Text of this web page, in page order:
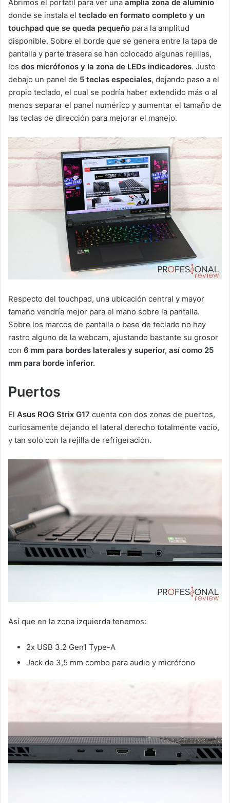
Abrimos el portátil para ver una amplia zona de aluminio
donde se instala el teclado en formato completo y un
touchpad que se queda pequeño para la amplitud
disponible. Sobre el borde que se genera entre la tapa de
pantalla y parte trasera se han colocado algunas rejillas,
los dos micrófonos y la zona de LEDs indicadores. Justo
debajo un panel de 5 teclas especiales, dejando paso a el
propio teclado, el cual se podría haber extendido más o al
menos separar el panel numérico y aumentar el tamaño de
las teclas de dirección para mejorar el manejo.
Respecto del touchpad, una ubicación central y mayor
tamaño vendría mejor para el mano sobre la pantalla.
Sobre los marcos de pantalla o base de teclado no hay
rastro alguno de la webcam, ajustando bastante su grosor
con 6 mm para bordes laterales y superior, así como 25
mm para borde inferior.
Puertos
El Asus ROG Strix G17 cuenta con dos zonas de puertos,
curiosamente dejando el lateral derecho totalmente vacío,
y tan solo con la rejilla de refrigeración.
Así que en la zona izquierda tenemos:
2x USB 3.2 Gen1 Type-A
Jack de 3,5 mm combo para audio y micrófono